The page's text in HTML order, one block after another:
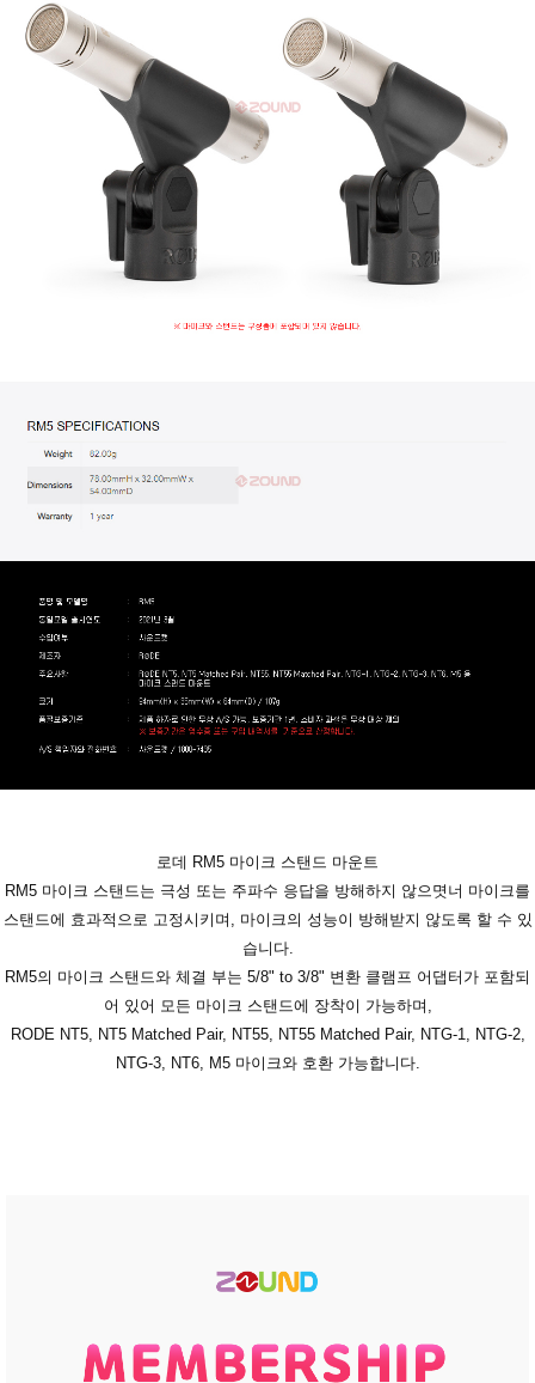
로데 RM5 마이크 스탠드 마운트
RM5 마이크 스탠드는 극성 또는 주파수 응답을 방해하지 않으몃너 마이크를
스탠드에 효과적으로 고정시키며, 마이크의 성능이 방해받지 않도록 할 수 있
습니다.
RM5의 마이크 스탠드와 체결 부는 5/8" to 3/8" 변환 클램프 어댑터가 포함되
어 있어 모든 마이크 스탠드에 장착이 가능하며,
RODE NT5, NT5 Matched Pair, NT55, NT55 Matched Pair, NTG-1, NTG-2,
NTG-3, NT6, M5 마이크와 호환 가능합니다.